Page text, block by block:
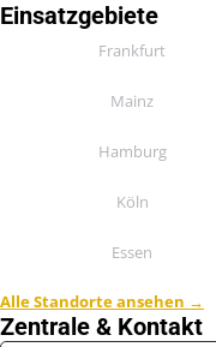
Einsatzgebiete
Frankfurt
Mainz
Hamburg
Köln
Essen
Alle Standorte ansehen →
Zentrale & Kontakt